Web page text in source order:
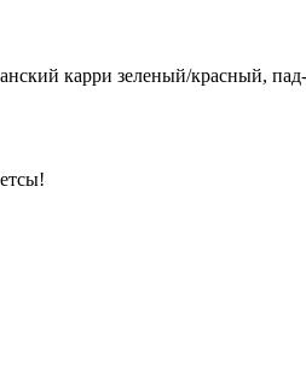
карри зеленый/красный,